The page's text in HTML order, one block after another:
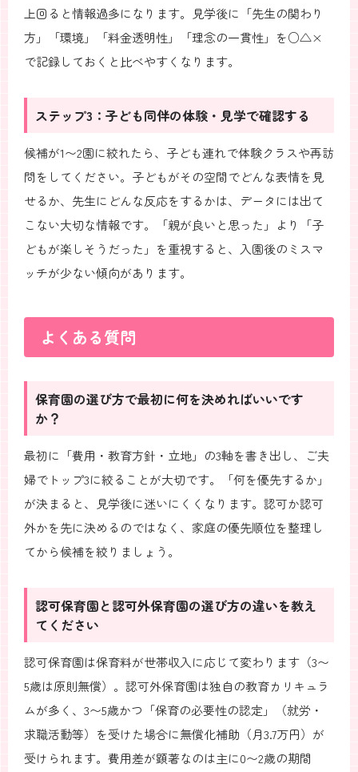
上回ると情報過多になります。見学後に「先生の関わり
方」「環境」「料金透明性」「理念の一貫性」を○△×
で記録しておくと比べやすくなります。
ステップ3：子ども同伴の体験・見学で確認する
候補が1〜2園に絞れたら、子ども連れで体験クラスや再訪
問をしてください。子どもがその空間でどんな表情を見
せるか、先生にどんな反応をするかは、データには出て
こない大切な情報です。「親が良いと思った」より「子
どもが楽しそうだった」を重視すると、入園後のミスマ
ッチが少ない傾向があります。
よくある質問
保育園の選び方で最初に何を決めればいいです
か？
最初に「費用・教育方針・立地」の3軸を書き出し、ご夫
婦でトップ3に絞ることが大切です。「何を優先するか」
が決まると、見学後に迷いにくくなります。認可か認可
外かを先に決めるのではなく、家庭の優先順位を整理し
てから候補を絞りましょう。
認可保育園と認可外保育園の選び方の違いを教え
てください
認可保育園は保育料が世帯収入に応じて変わります（3〜
5歳は原則無償）。認可外保育園は独自の教育カリキュラ
ムが多く、3〜5歳かつ「保育の必要性の認定」（就労・
求職活動等）を受けた場合に無償化補助（月3.7万円）が
受けられます。費用差が顕著なのは主に0〜2歳の期間